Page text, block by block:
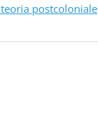
postcoloniale